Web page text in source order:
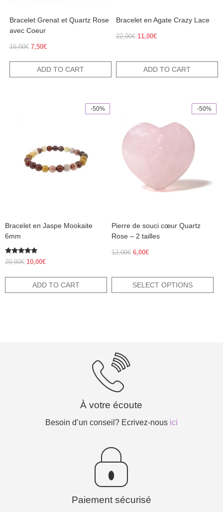
Bracelet Grenat et Quartz Rose
avec Coeur
15,00€ Original
was:
7,50€Current
is:
ADD TO CART
Bracelet en Agate Crazy Lace
22,00€ Original
22,00€.
11,00€Current
11,00€.
ADD TO CART
-50%
Bracelet en Jaspe Mookaite
6mm
Rated
5.00
20,00€ Original
20,00€.
10,00€Current
10,00€.
ADD TO CART
-50%
Pierre de souci cœur Quartz
Rose – 2 tailles
12,00€ Original
6,00€Current
SELECT OPTIONS
multiple
variants.
The
options
page
À votre écoute
Besoin d’un conseil? Ecrivez-nous ici
Paiement sécurisé